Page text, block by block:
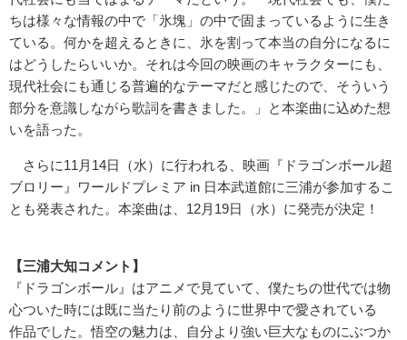
ちは様々な情報の中で「氷塊」の中で固まっているように生き
ている。何かを超えるときに、氷を割って本当の自分になるに
はどうしたらいいか。それは今回の映画のキャラクターにも、
現代社会にも通じる普遍的なテーマだと感じたので、そういう
部分を意識しながら歌詞を書きました。」と本楽曲に込めた想
いを語った。
さらに11月14日（水）に行われる、映画『ドラゴンボール超
ブロリー』ワールドプレミア in 日本武道館に三浦が参加するこ
とも発表された。本楽曲は、12月19日（水）に発売が決定！
【三浦大知コメント】
『ドラゴンボール』はアニメで見ていて、僕たちの世代では物
心ついた時には既に当たり前のように世界中で愛されている
作品でした。悟空の魅力は、自分より強い巨大なものにぶつか